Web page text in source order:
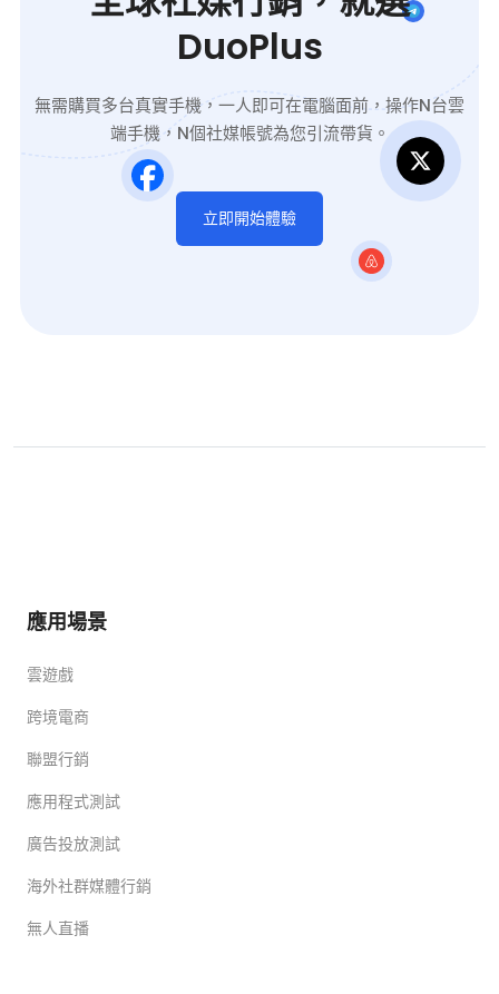
DuoPlus
無需購買多台真實手機，一人即可在電腦面前，操作N台雲
端手機，N個社媒帳號為您引流帶貨。
立即開始體驗
應用場景
雲遊戲
跨境電商
聯盟行銷
應用程式測試
廣告投放測試
海外社群媒體行銷
無人直播